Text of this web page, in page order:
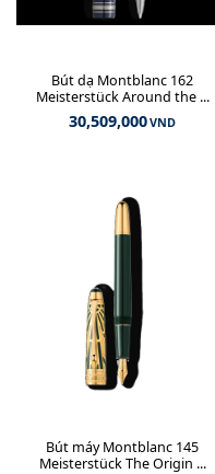
Bút dạ Montblanc 162
Meisterstück Around the ...
30,509,000VND
Bút máy Montblanc 145
Meisterstück The Origin ...